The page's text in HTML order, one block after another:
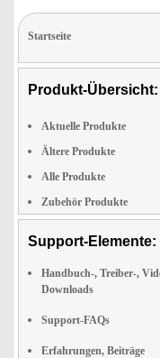
Startseite
Produkt-Übersicht:
Aktuelle Produkte
Ältere Produkte
Alle Produkte
Zubehör Produkte
Support-Elemente:
Handbuch-, Treiber-,
Downloads
Support-FAQs
Erfahrungen, Beiträge